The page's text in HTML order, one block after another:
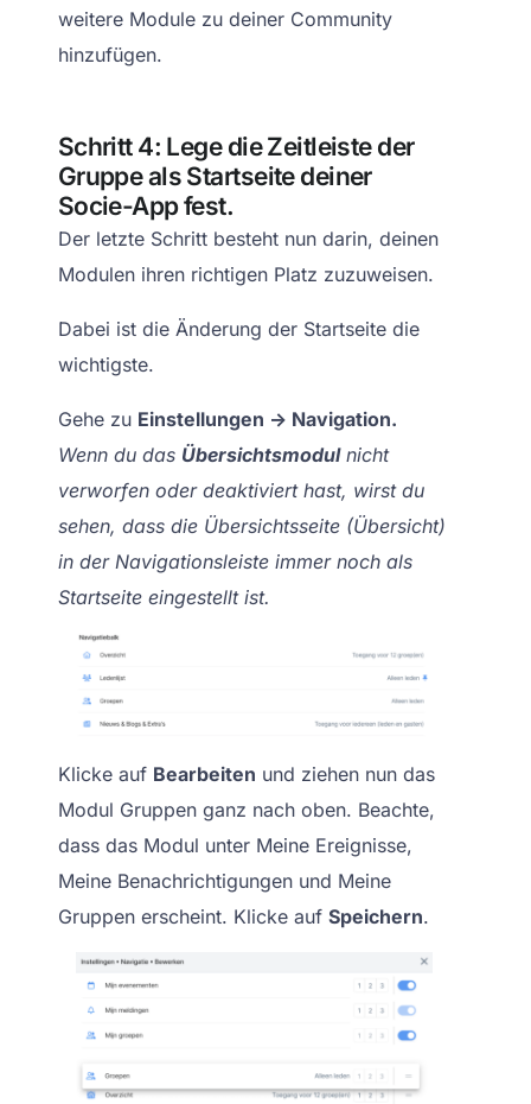
weitere Module zu deiner Community
hinzufügen.
Schritt 4: Lege die Zeitleiste der
Gruppe als Startseite deiner
Socie-App fest.
Der letzte Schritt besteht nun darin, deinen
Modulen ihren richtigen Platz zuzuweisen.
Dabei ist die Änderung der Startseite die
wichtigste.
Gehe zu Einstellungen -> Navigation.
Wenn du das Übersichtsmodulnicht
verworfen oder deaktiviert hast, wirst du
sehen, dass die Übersichtsseite (Übersicht)
in der Navigationsleiste immer noch als
Startseite eingestellt ist.
Klicke auf Bearbeiten und ziehen nun das
Modul Gruppen ganz nach oben. Beachte,
dass das Modul unter Meine Ereignisse,
Meine Benachrichtigungen und Meine
Gruppen erscheint. Klicke auf Speichern.